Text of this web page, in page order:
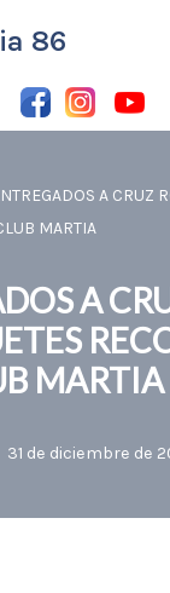
86
A CRUZ
MARTIA
A
MARTIA
31 de diciembre de